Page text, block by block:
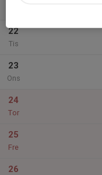
22
Tis
23
Ons
24
Tor
25
Fre
26